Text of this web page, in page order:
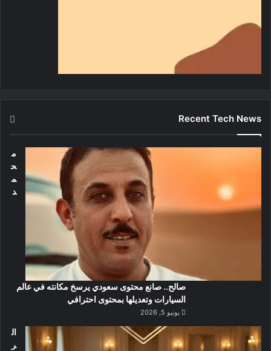
Recent Tech News
م
ح
م
د
صالح.. صانع محتوى سعودي يرسخ مكانته في عالم
السيارات وتعديلها بمحتوى احترافي
يونيو 5, 2026
ال
ر